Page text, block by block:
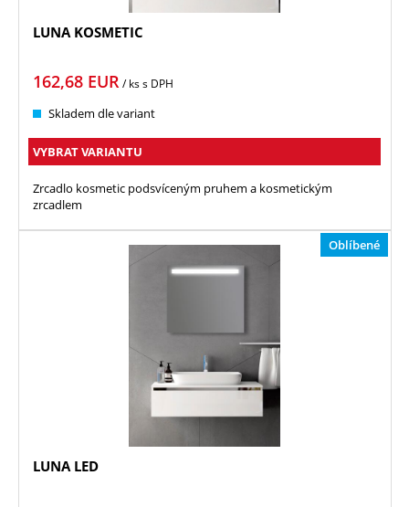
LUNA KOSMETIC
162,68 EUR / kss DPH
Skladem dle variant
VYBRAT VARIANTU
Zrcadlo kosmetic podsvíceným pruhem a kosmetickým
zrcadlem
Oblíbené
LUNA LED